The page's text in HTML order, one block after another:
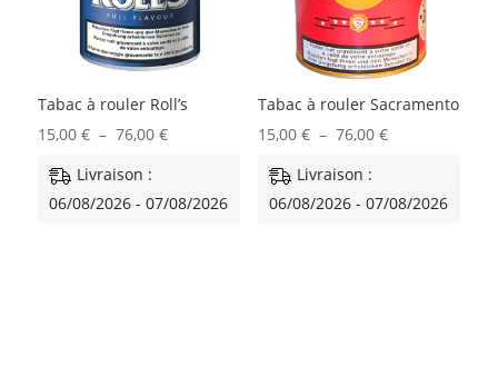
Tabac à rouler Roll’s
15,00 € – 76,00 €Plage
Livraison :
06/08/2026 - 07/08/2026
Tabac à rouler Sacramento
15,00 € – 76,00 €Plage
Livraison :
06/08/2026 - 07/08/2026